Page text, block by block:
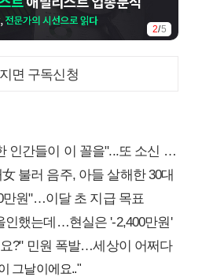
2/5
면 구독신청
간들이 이 꼴을"...또 소신 발언
불러 음주, 아들 살해한 30대
만원"…이달 초 지급 목표
인했는데…현실은 '-2,400만원'
?" 민원 폭발…세상이 어쩌다
그날이에요.."